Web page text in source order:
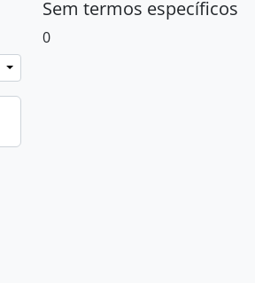
Sem termos específicos
0